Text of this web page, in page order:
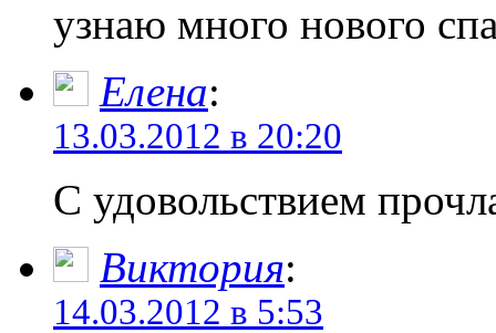
узнаю много нового
Елена:
13.03.2012 в 20:20
С удовольствием
Виктория:
14.03.2012 в 5:53